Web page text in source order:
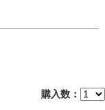
購入数：